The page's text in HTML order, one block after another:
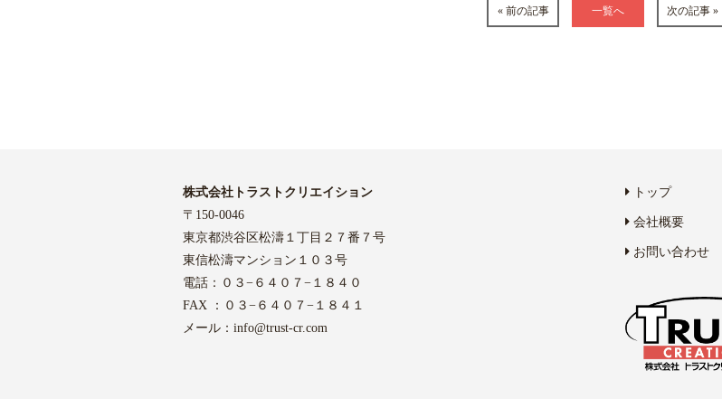
« 前の記事 一覧へ 次の記事 »
株式会社トラストクリエイション
〒150-0046
東京都渋谷区松濤１丁目２７番７号
東信松濤マンション１０３号
電話：０３−６４０７−１８４０
FAX ：０３−６４０７−１８４１
メール： info@trust-cr.com
トップ
会社概要
お問い合わせ